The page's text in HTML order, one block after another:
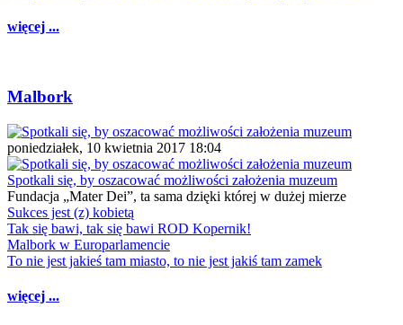
więcej ...
Malbork
poniedziałek, 10 kwietnia 2017 18:04
Spotkali się, by oszacować możliwości założenia muzeum
Fundacja „Mater Dei”, ta sama dzięki której w dużej mierze
Sukces jest (z) kobietą
Tak się bawi, tak się bawi ROD Kopernik!
Malbork w Europarlamencie
To nie jest jakieś tam miasto, to nie jest jakiś tam zamek
więcej ...